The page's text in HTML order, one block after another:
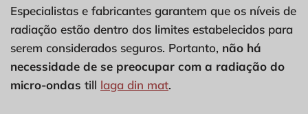
Especialistas e fabricantes garantem que os níveis de
radiação estão dentro dos limites estabelecidos para
serem considerados seguros. Portanto, não há
necessidade de se preocupar com a radiação do
micro-ondas till laga din mat.